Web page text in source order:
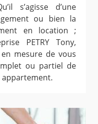
s’agisse d’une
ou bien la
en location ;
PETRY Tony,
mesure de vous
ou partiel de
appartement.